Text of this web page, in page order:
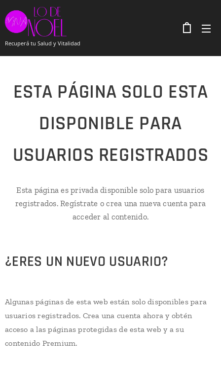
Recuperá tu Salud y Vitalidad
ESTA PÁGINA SOLO ESTA
DISPONIBLE PARA
USUARIOS REGISTRADOS
Esta página es privada disponible solo para usuarios
registrados. Regístrate o crea una nueva cuenta para
acceder al contenido.
¿ERES UN NUEVO USUARIO?
Algunas páginas de esta web están solo disponibles para
usuarios registrados. Crea una cuenta ahora y obtén
acceso a las páginas protegidas de esta web y a su
contenido Premium.